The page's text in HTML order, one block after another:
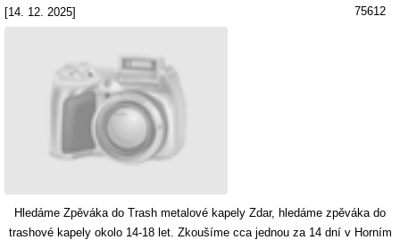
[14. 12. 2025]
75612
Hledáme Zpěváka do Trash metalové kapely Zdar, hledáme zpěváka do
trashové kapely okolo 14-18 let. Zkoušíme cca jednou za 14 dní v Horním